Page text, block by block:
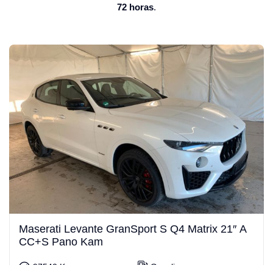
72 horas.
Maserati Levante GranSport S Q4 Matrix 21″ A
CC+S Pano Kam